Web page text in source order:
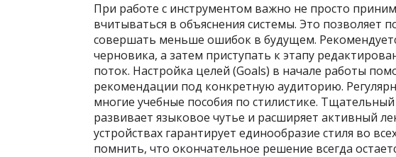
При работе с инструментом важно не просто
вчитываться в объяснения системы. Это позволяет
совершать меньше ошибок в будущем.
черновика, а затем приступать к этапу
поток. Настройка целей (Goals) в начале работы
рекомендации под конкретную аудиторию.
многие учебные пособия по стилистике.
развивает языковое чутье и расширяет активный
устройствах гарантирует единообразие стиля во
помнить, что окончательное решение всегда